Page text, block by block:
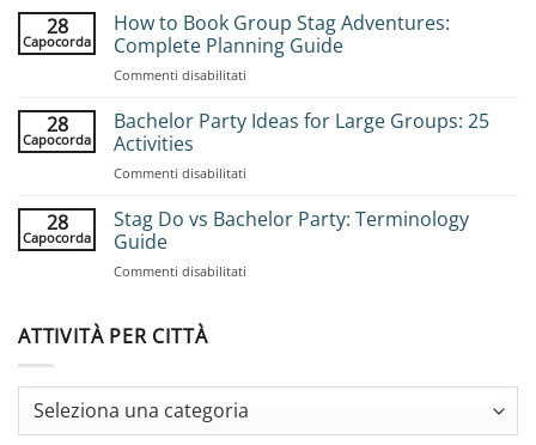
28
Capocorda
How to Book Group Stag Adventures:
Complete Planning Guide
Commenti disabilitati
to
Complete
28
Capocorda
Bachelor Party Ideas for Large Groups: 25
Activities
Commenti disabilitati
Party
28
Capocorda
Stag Do vs Bachelor Party: Terminology
Guide
Commenti disabilitati
Terminology
Guide
ATTIVITÀ PER CITTÀ